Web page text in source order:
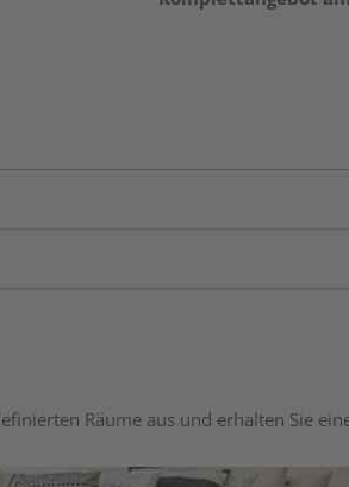
Räume aus und erhalten Sie